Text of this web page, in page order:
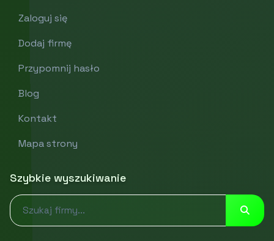
Zaloguj się
Dodaj firmę
Przypomnij hasło
Blog
Kontakt
Mapa strony
Szybkie wyszukiwanie